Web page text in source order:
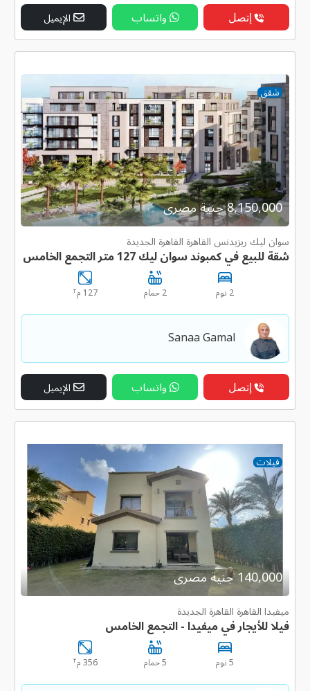
إتصل واتساب الإيميل
شقق
8,150,000 جنية مصرى
سوان ليك ريزيدنس القاهرة القاهرة الجديدة
شقة للبيع في كمبوند سوان ليك 127 متر التجمع الخامس
2 نوم 2 حمام 127 م ٢
Sanaa Gamal
إتصل واتساب الإيميل
فيلات
140,000 جنية مصرى
ميفيدا القاهرة القاهرة الجديدة
فيلا للأيجار في ميفيدا - التجمع الخامس
5 نوم 5 حمام 356 م ٢